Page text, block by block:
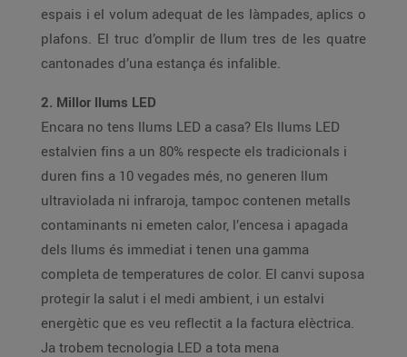
espais i el volum adequat de les làmpades, aplics o
plafons. El truc d’omplir de llum tres de les quatre
cantonades d’una estança és infalible.
2. Millor llums LED
Encara no tens llums LED a casa? Els llums LED
estalvien fins a un 80% respecte els tradicionals i
duren fins a 10 vegades més, no generen llum
ultraviolada ni infraroja, tampoc contenen metalls
contaminants ni emeten calor, l’encesa i apagada
dels llums és immediat i tenen una gamma
completa de temperatures de color. El canvi suposa
protegir la salut i el medi ambient, i un estalvi
energètic que es veu reflectit a la factura elèctrica.
Ja trobem tecnologia LED a tota mena